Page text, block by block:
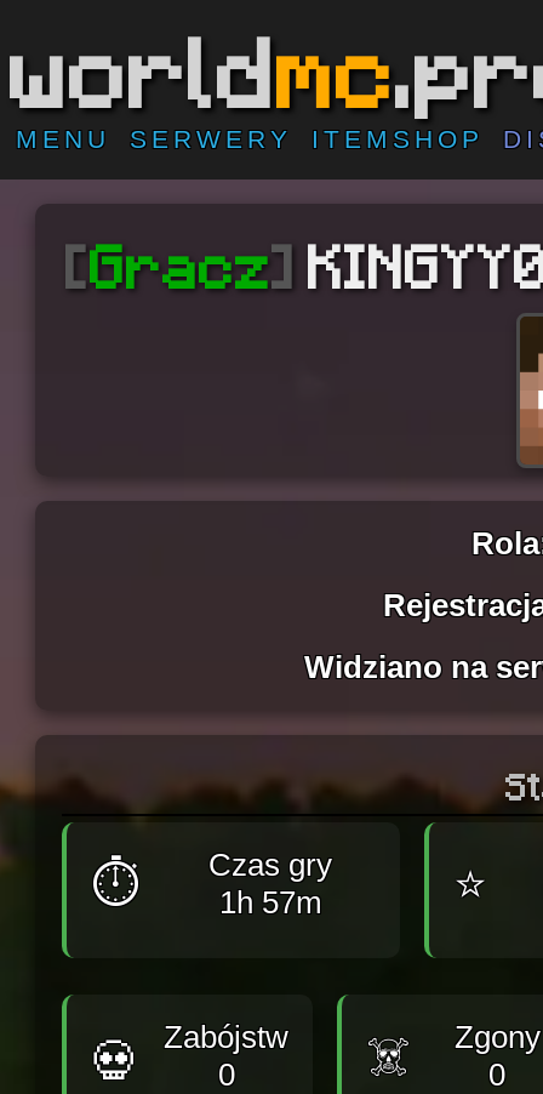
worldmc
MENU SERWERY ITEMSHOP
[Gracz]
Widziano na
⏱️
Czas gry
1h 57m
⭐
💀
Zabójstw
0
☠️
Zgony
0